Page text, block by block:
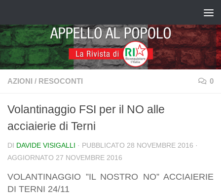
AZIONI / RESOCONTI 0
Volantinaggio FSI per il NO alle
acciaierie di Terni
DI DAVIDE VISIGALLI · PUBBLICATO 28 NOVEMBRE 2016 ·
AGGIORNATO 27 NOVEMBRE 2016
VOLANTINAGGIO ”IL NOSTRO NO” ACCIAIERIE
DI TERNI 24/11